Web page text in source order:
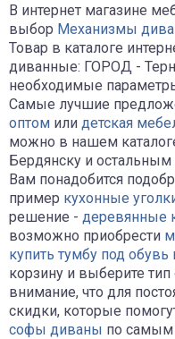
В интернет магазине
выбор Механизмы
Товар в каталоге
диванные: ГОРОД -
необходимые
Самые лучшие
оптом или детская
можно в нашем
Бердянску и
Вам понадобится
пример кухонные
решение - деревянные
возможно приобрести
купить тумбу под обувь
корзину и выберите
внимание, что для
скидки, которые
софы диваны по